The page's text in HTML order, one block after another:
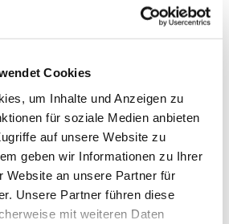
Cookies
um Inhalte und Anzeigen zu
für soziale Medien anbieten
auf unsere Website zu
geben wir Informationen zu Ihrer
Website an unsere Partner für
Unsere Partner führen diese
mit weiteren Daten
521 Views
- BlueMagic
,
gofundme -Kraiburger ,07.07.2026, 14:09
gofundme-BlueMagic
,
gofundme-hjs schwindliger
gofundme -Buchhalter,